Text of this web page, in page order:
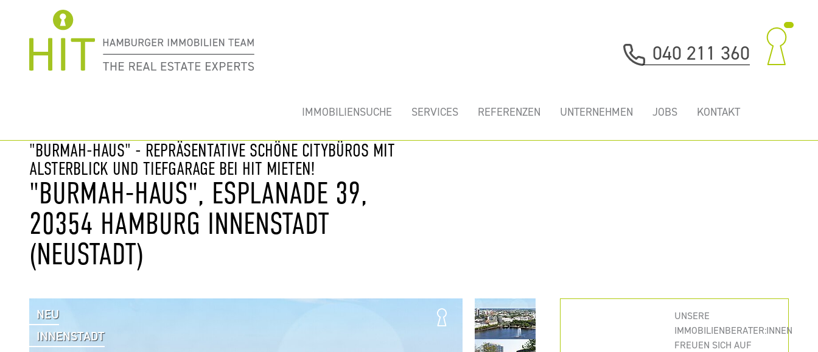
040 211 360
IMMOBILIENSUCHE SERVICES REFERENZEN UNTERNEHMEN JOBS KONTAKT
"BURMAH-HAUS" - REPRÄSENTATIVE SCHÖNE CITYBÜROS MIT
ALSTERBLICK UND TIEFGARAGE BEI HIT MIETEN!
"BURMAH-HAUS", ESPLANADE 39,
20354 HAMBURG INNENSTADT
(NEUSTADT)
NEU
INNENSTADT
UNSERE
IMMOBILIENBERATER:INNEN
FREUEN SICH AUF